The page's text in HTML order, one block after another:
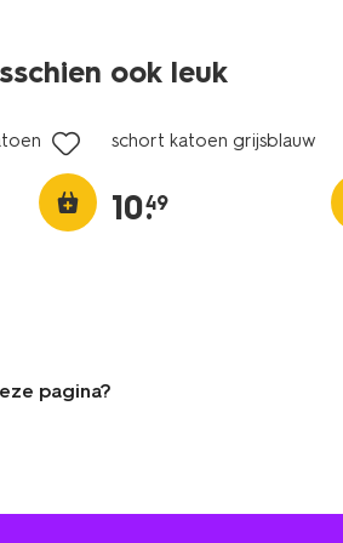
ook leuk
schort katoen grijsblauw
10.
49
pagina?